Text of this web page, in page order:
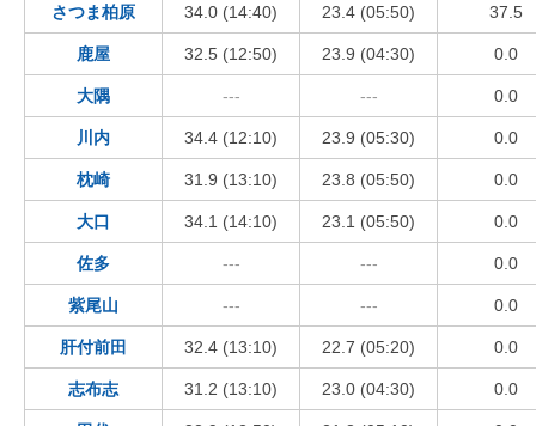
さつま柏原 34.0 (14:40) 23.4 (05:50) 37.5
鹿屋 32.5 (12:50) 23.9 (04:30) 0.0
大隅 --- --- 0.0
川内 34.4 (12:10) 23.9 (05:30) 0.0
枕崎 31.9 (13:10) 23.8 (05:50) 0.0
大口 34.1 (14:10) 23.1 (05:50) 0.0
佐多 --- --- 0.0
紫尾山 --- --- 0.0
肝付前田 32.4 (13:10) 22.7 (05:20) 0.0
志布志 31.2 (13:10) 23.0 (04:30) 0.0